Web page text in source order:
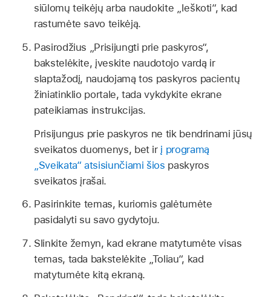
siūlomų teikėjų arba naudokite „Ieškoti“, kad
rastumėte savo teikėją.
Pasirodžius „Prisijungti prie paskyros“,
bakstelėkite, įveskite naudotojo vardą ir
slaptažodį, naudojamą tos paskyros pacientų
žiniatinklio portale, tada vykdykite ekrane
pateikiamas instrukcijas.
Prisijungus prie paskyros ne tik bendrinami jūsų
sveikatos duomenys, bet ir į programą
„Sveikata“ atsisiunčiami šios paskyros
sveikatos įrašai.
Pasirinkite temas, kuriomis galėtumėte
pasidalyti su savo gydytoju.
Slinkite žemyn, kad ekrane matytumėte visas
temas, tada bakstelėkite „Toliau“, kad
matytumėte kitą ekraną.